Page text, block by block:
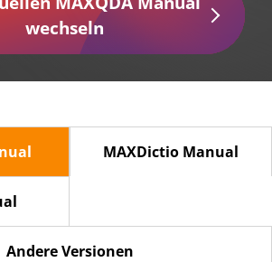
wechseln
MAXDictio Manual
Andere Versionen